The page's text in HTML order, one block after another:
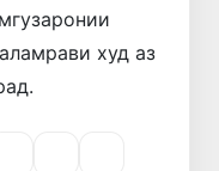
худ аз